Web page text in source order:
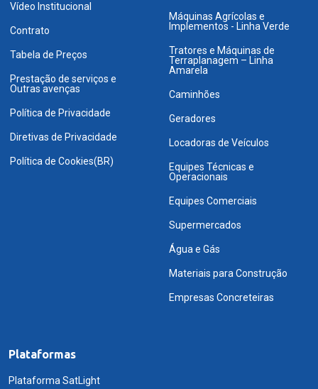
Vídeo Institucional
Contrato
Tabela de Preços
Prestação de serviços e
Outras avenças
Política de Privacidade
Diretivas de Privacidade
Política de Cookies(BR)
Máquinas Agrícolas e
Implementos - Linha Verde
Tratores e Máquinas de
Terraplanagem – Linha
Amarela
Caminhões
Geradores
Locadoras de Veículos
Equipes Técnicas e
Operacionais
Equipes Comerciais
Supermercados
Água e Gás
Materiais para Construção
Empresas Concreteiras
Plataformas
Plataforma SatLight